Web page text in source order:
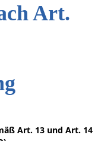
Art.
Art. 13 und Art. 14